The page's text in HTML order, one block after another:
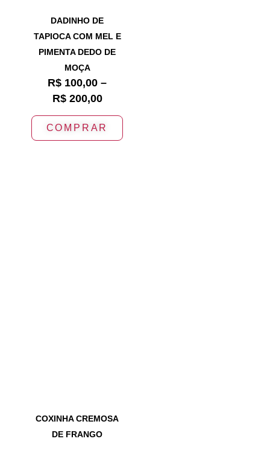
DADINHO DE
TAPIOCA COM MEL E
PIMENTA DEDO DE
MOÇA
R$ 100,00 –
R$200,00
COMPRAR
COXINHA CREMOSA
DE FRANGO